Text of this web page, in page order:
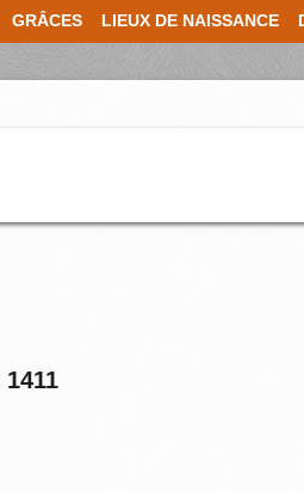
GRÂCES LIEUX DE NAISSANCE